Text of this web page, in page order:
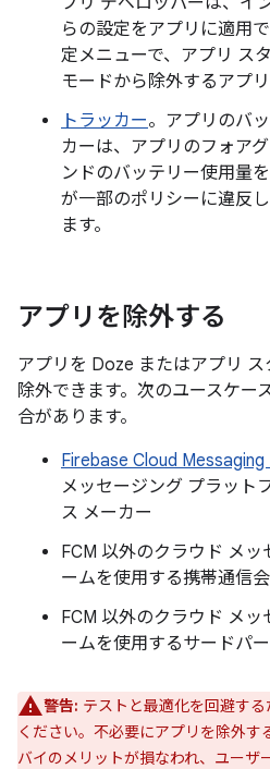
らの設定をアプリに適用
定メニューで、アプリ ス
モードから除外するアプリ
トラッカー。アプリのバ
カーは、アプリのフォア
ンドのバッテリー使用量
が一部のポリシーに違反
ます。
アプリを除外する
アプリを Doze またはアプリ
除外できます。次のユースケー
合があります。
Firebase Cloud Messaging
メッセージング プラット
ス メーカー
FCM 以外のクラウド メ
ームを使用する携帯通信
FCM 以外のクラウド メ
ームを使用するサードパ
警告: テストと最適化を回避す
ください。不必要にアプリを除外
バイのメリットが損なわれ、ユーザ